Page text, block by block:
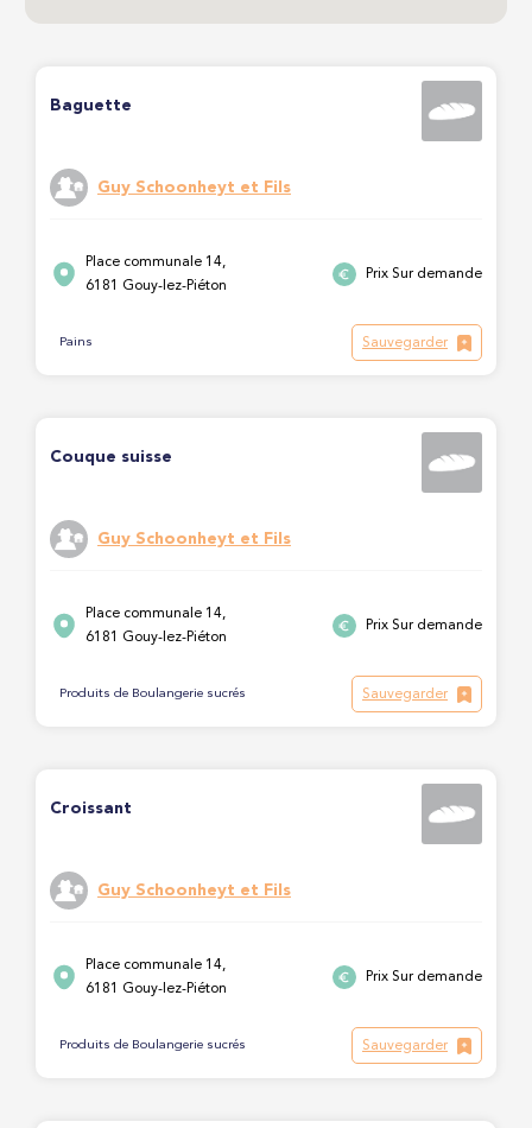
Baguette
Guy Schoonheyt et Fils
Place communale 14,
6181 Gouy-lez-Piéton
Prix Sur demande
Pains Sauvegarder
Couque suisse
Guy Schoonheyt et Fils
Place communale 14,
6181 Gouy-lez-Piéton
Prix Sur demande
Produits de Boulangerie sucrés Sauvegarder
Croissant
Guy Schoonheyt et Fils
Place communale 14,
6181 Gouy-lez-Piéton
Prix Sur demande
Produits de Boulangerie sucrés Sauvegarder